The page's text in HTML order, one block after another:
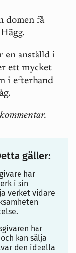
domen få
en anställd i
ett mycket
i efterhand
gäller:
har
i sin
verket vidare
har
kan sälja
den ideella